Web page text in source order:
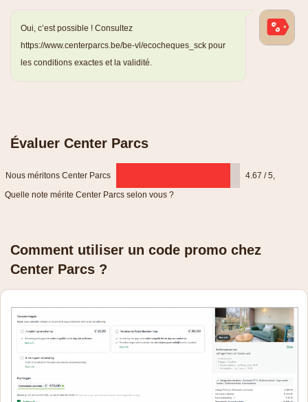
Oui, c’est possible ! Consultez
https://www.centerparcs.be/be-vl/ecocheques_sck pour
les conditions exactes et la validité.
Évaluer Center Parcs
Nous méritons Center Parcs 4.67 / 5
Quelle note mérite Center Parcs selon vous ?
Comment utiliser un code promo chez
Center Parcs ?